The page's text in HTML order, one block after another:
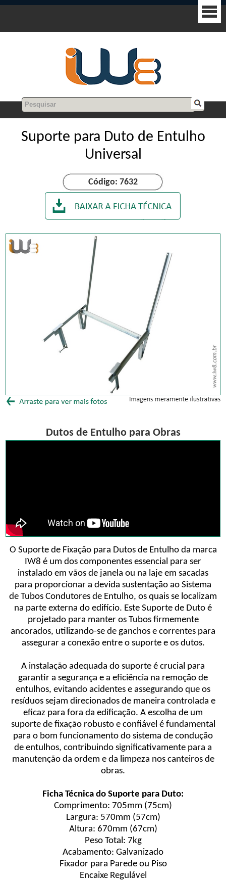
Suporte para Duto de Entulho
Universal
Código: 7632
Dutos de Entulho para Obras
O Suporte de Fixação para Dutos de Entulho da marca
IW8 é um dos componentes essencial para ser
instalado em vãos de janela ou na laje em sacadas
para proporcionar a devida sustentação ao Sistema
de Tubos Condutores de Entulho, os quais se localizam
na parte externa do edifício. Este Suporte de Duto é
projetado para manter os Tubos firmemente
ancorados, utilizando-se de ganchos e correntes para
assegurar a conexão entre o suporte e os dutos.
A instalação adequada do suporte é crucial para
garantir a segurança e a eficiência na remoção de
entulhos, evitando acidentes e assegurando que os
resíduos sejam direcionados de maneira controlada e
eficaz para fora da edificação. A escolha de um
suporte de fixação robusto e confiável é fundamental
para o bom funcionamento do sistema de condução
de entulhos, contribuindo significativamente para a
manutenção da ordem e da limpeza nos canteiros de
obras.
Ficha Técnica do Suporte para Duto:
Comprimento: 705mm (75cm)
Largura: 570mm (57cm)
Altura: 670mm (67cm)
Peso Total: 7kg
Acabamento: Galvanizado
Fixador para Parede ou Piso
Encaixe Regulável